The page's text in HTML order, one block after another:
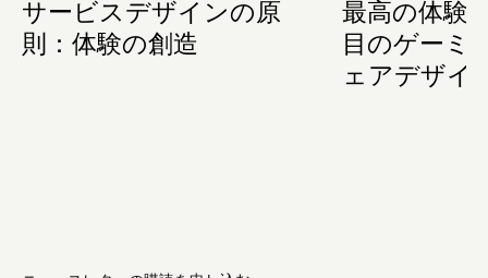
サービスデザインの原
則：体験の創造
最高の体験
目のゲーミ
ェアデザイ